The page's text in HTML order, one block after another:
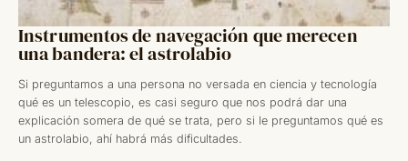
Instrumentos de navegación que merecen
una bandera: el astrolabio
Si preguntamos a una persona no versada en ciencia y tecnología
qué es un telescopio, es casi seguro que nos podrá dar una
explicación somera de qué se trata, pero si le preguntamos qué es
un astrolabio, ahí habrá más dificultades.